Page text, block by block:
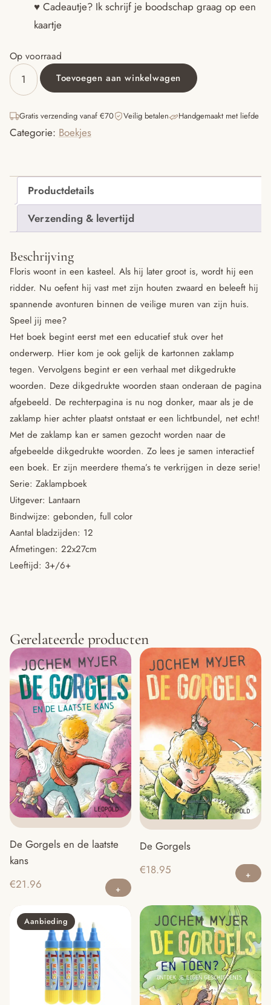
♥ Cadeautje? Ik schrijf je boodschap graag op een
kaartje
Op voorraad
Zaklampboek
naar
ridders
Toevoegen aan winkelwagen
Gratis verzending vanaf €70 Veilig betalen Handgemaakt met liefde
Categorie: Boekjes
Productdetails
Verzending & levertijd
Beschrijving
Floris woont in een kasteel. Als hij later groot is, wordt hij een
ridder. Nu oefent hij vast met zijn houten zwaard en beleeft hij
spannende avonturen binnen de veilige muren van zijn huis.
Speel jij mee?
Het boek begint eerst met een educatief stuk over het
onderwerp. Hier kom je ook gelijk de kartonnen zaklamp
tegen. Vervolgens begint er een verhaal met dikgedrukte
woorden. Deze dikgedrukte woorden staan onderaan de pagina
afgebeeld. De rechterpagina is nu nog donker, maar als je de
zaklamp hier achter plaatst ontstaat er een lichtbundel, net echt!
Met de zaklamp kan er samen gezocht worden naar de
afgebeelde dikgedrukte woorden. Zo lees je samen interactief
een boek. Er zijn meerdere thema’s te verkrijgen in deze serie!
Serie: Zaklampboek
Uitgever: Lantaarn
Bindwijze: gebonden, full color
Aantal bladzijden: 12
Afmetingen: 22x27cm
Leeftijd: 3+/6+
Gerelateerde producten
De Gorgels en de laatste
kans
€21.96
De Gorgels
€18.95
Aanbieding